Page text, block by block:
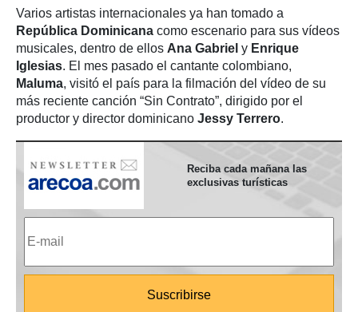
Varios artistas internacionales ya han tomado a
República Dominicana como escenario para sus vídeos
musicales, dentro de ellos Ana Gabriel y Enrique
Iglesias. El mes pasado el cantante colombiano,
Maluma, visitó el país para la filmación del vídeo de su
más reciente canción “Sin Contrato”, dirigido por el
productor y director dominicano Jessy Terrero.
Reciba cada mañana las
exclusivas turísticas